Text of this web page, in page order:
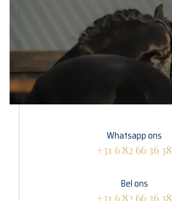
Whatsapp ons
+31 6 82 66 36 38
Bel ons
+31 6 82 66 36 38